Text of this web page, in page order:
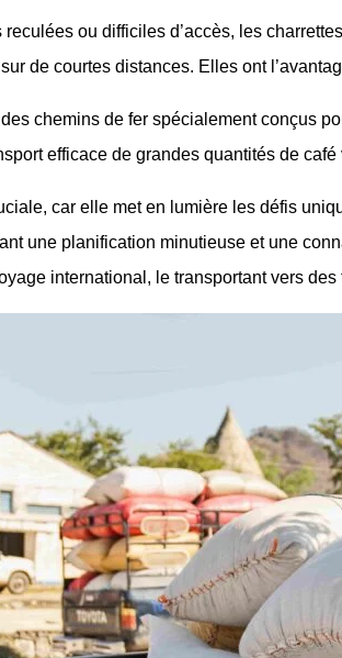
ou difficiles d’accès, les
de courtes distances. Elles ont
chemins de fer spécialement conçus
efficace de grandes quantités de
car elle met en lumière les défis
une planification minutieuse et une
international, le transportant vers